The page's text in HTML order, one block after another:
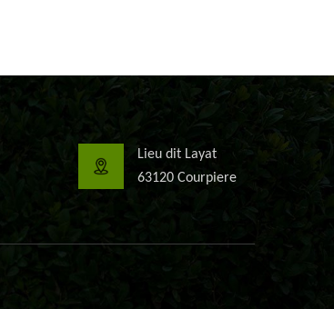
Lieu dit Layat
63120 Courpiere